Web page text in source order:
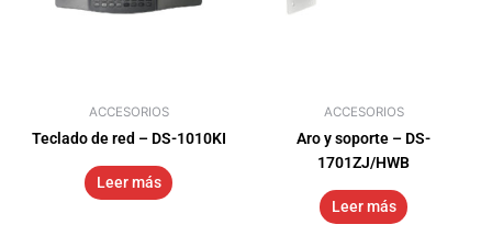
ACCESORIOS
Teclado de red – DS-1010KI
Leer más
ACCESORIOS
Aro y soporte – DS-
1701ZJ/HWB
Leer más